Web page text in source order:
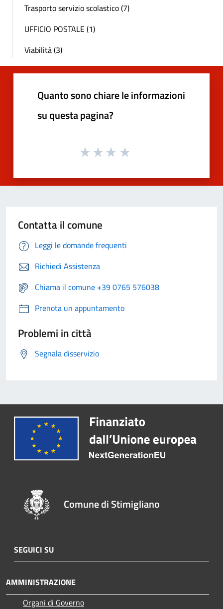
Trasporto servizio scolastico (7)
UFFICIO POSTALE (1)
Viabilità (3)
Quanto sono chiare le informazioni
su questa pagina?
Contatta il comune
Leggi le domande frequenti
Richiedi Assistenza
Chiama il comune +39 0765 576038
Prenota un appuntamento
Problemi in città
Segnala disservizio
Comune di Stimigliano
SEGUICI SU
AMMINISTRAZIONE
Organi di Governo